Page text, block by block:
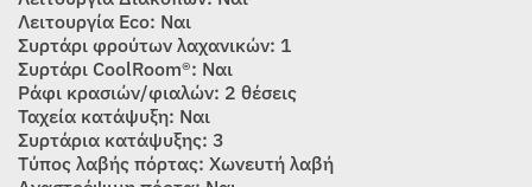
Λειτουργία Eco: Ναι
Συρτάρι φρούτων λαχανικών: 1
Συρτάρι CoolRoom®: Ναι
Ράφι κρασιών/φιαλών: 2 θέσεις
Ταχεία κατάψυξη: Ναι
Συρτάρια κατάψυξης: 3
Tύπος λαβής πόρτας: Xωνευτή λαβή